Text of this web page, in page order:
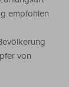
empfohlen
von